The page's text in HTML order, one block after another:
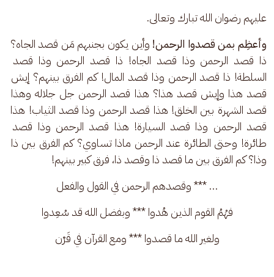
عليهم رضوان الله تبارك وتعالى.
وأعظِم بمن قصدوا الرحمن! وأين يكون بجنبهم مَن قصد الجاه؟
ذا قصد الرحمن وذا قصد الجاه! ذا قصد الرحمن وذا قصد
السلطة! ذا قصد الرحمن وذا قصد المال! كم الفرق بينهم؟ إيش
قصد هذا وإيش قصد هذا؟ هذا قصد الرحمن جل جلاله وهذا
قصد الشهرة بين الخلق! هذا قصد الرحمن وذا قصد الثياب! هذا
قصد الرحمن وذا قصد السيارة! هذا قصد الرحمن وذا قصد
طائرة! وحتى الطائرة عند الرحمن ماذا تساوي؟ كم الفرق بين ذا
وذا؟ كم الفرق بين ما قصد ذا وقصد ذا، فرق كبير بينهم!
… *** وقصدهم الرحمن في القول والفعل
فهُمُ القوم الذين هُدوا *** وبفضل الله قد سُعِدوا
ولغير الله ما قصدوا *** ومع القرآن في قَرْن